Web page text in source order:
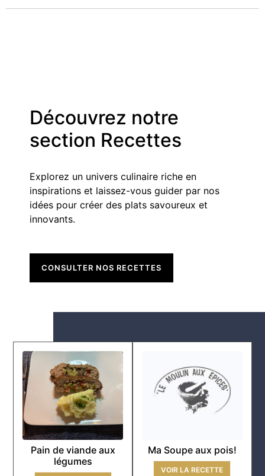
Découvrez notre
section Recettes
Explorez un univers culinaire riche en
inspirations et laissez-vous guider par nos
idées pour créer des plats savoureux et
innovants.
CONSULTER NOS RECETTES
Pain de viande aux
légumes
Ma Soupe aux pois!
VOIR LA RECETTE